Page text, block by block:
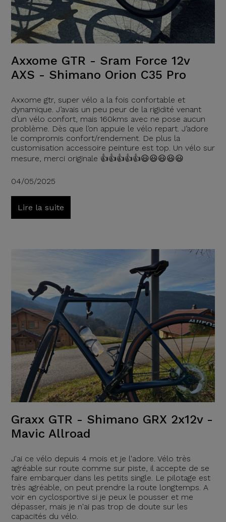
Axxome GTR - Sram Force 12v
AXS - Shimano Orion C35 Pro
Axxome gtr, super vélo a la fois confortable et
dynamique. J’avais un peu peur de la rigidité venant
d’un vélo confort, mais 160kms avec ne pose aucun
problème. Dès que l’on appuie le vélo repart. J’adore
le compromis confort/rendement. De plus la
customisation accessoire peinture est top. Un vélo sur
mesure, merci originale 👍👍👍👍👍😃😃😃😃😃
04/05/2025
Lire la suite
Graxx GTR - Shimano GRX 2x12v -
Mavic Allroad
J'ai ce vélo depuis 4 mois et je l'adore. Vélo très
agréable sur route comme sur piste, il accepte de se
faire embarquer dans les petits single. Le pilotage est
très agréable, on peut prendre la route longtemps. A
voir en cyclosportive si je peux le pousser et me
dépasser, mais je n'ai pas trop de doute sur les
capacités du vélo.